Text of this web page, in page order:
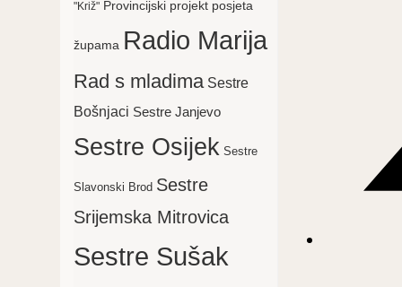
"Križ" Provincijski projekt posjeta
župama Radio Marija
Rad s mladima Sestre
Bošnjaci Sestre Janjevo
Sestre Osijek Sestre
Slavonski Brod Sestre
Srijemska Mitrovica
Sestre Sušak